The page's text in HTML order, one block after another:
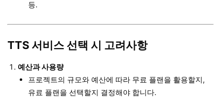
등.
TTS 서비스 선택 시 고려사항
예산과 사용량
프로젝트의 규모와 예산에 따라 무료 플랜을 활용할지,
유료 플랜을 선택할지 결정해야 합니다.